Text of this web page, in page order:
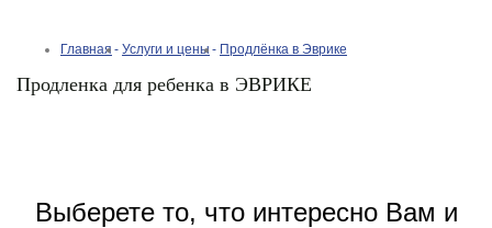
Главная Услуги и цены Продлёнка в Эврике
Продленка для ребенка в ЭВРИКЕ
Выберете то, что интересно Вам и